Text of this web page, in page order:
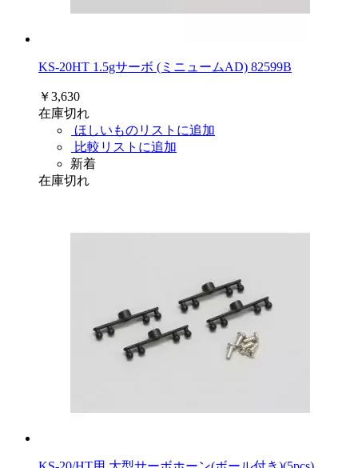
KS-20HT 1.5gサーボ (ミニュームAD) 82599B
￥3,630
在庫切れ
ほしいものリストに追加
比較リストに追加
新着
在庫切れ